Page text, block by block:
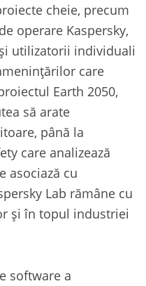
cheie, precum
operare Kaspersky,
utilizatorii individuali
care
Earth 2050,
să arate
până la
care analizează
asociază cu
Lab rămâne cu
și în topul industriei
software a